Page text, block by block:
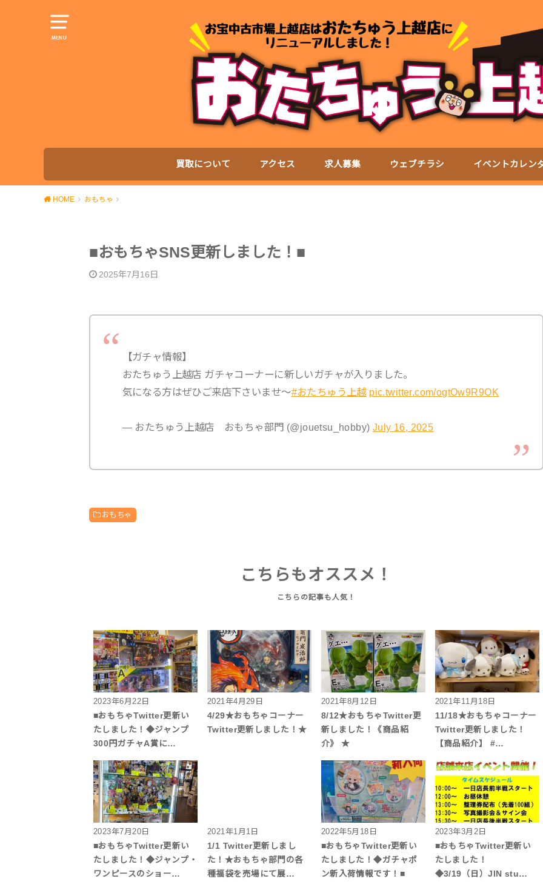
MENU
買取について アクセス 求人募集 ウェブチラシ イベントカレン
HOME おもちゃ
■おもちゃSNS更新しました！■
2025年7月16日
【ガチャ情報】
おたちゅう上越店 ガチャコーナーに新しいガチャが入りました。
気になる方はぜひご来店下さいませ〜#おたちゅう上越 pic.twitter.com/ogtOw9R9OK
— おたちゅう上越店 おもちゃ部門 (@jouetsu_hobby) July 16, 2025
おもちゃ
こちらもオススメ！
2023年6月22日
■おもちゃTwitter更新い
たしました！◆ジャンプ
300円ガチャA賞に…
2021年4月29日
4/29★おもちゃコーナー
Twitter更新しました！★
2021年8月12日
8/12★おもちゃTwitter更
新しました！《商品紹
介》 ★
2021年11月18日
11/18★おもちゃコーナー
Twitter更新しました！
【商品紹介】 #…
2023年7月20日
■おもちゃTwitter更新い
たしました！◆ジャンプ・
ワンピースのショー…
2021年1月1日
1/1 Twitter更新しまし
た！★おもちゃ部門の各
種福袋を売場にて展…
2022年5月18日
■おもちゃTwitter更新い
たしました！◆ガチャポ
ン新入荷情報です！■
2023年3月2日
■おもちゃTwitter更新い
たしました！
◆3/19（日）JIN stu…